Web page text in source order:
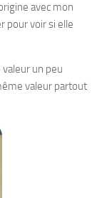
avec mon
pour voir si elle
un peu
valeur partout